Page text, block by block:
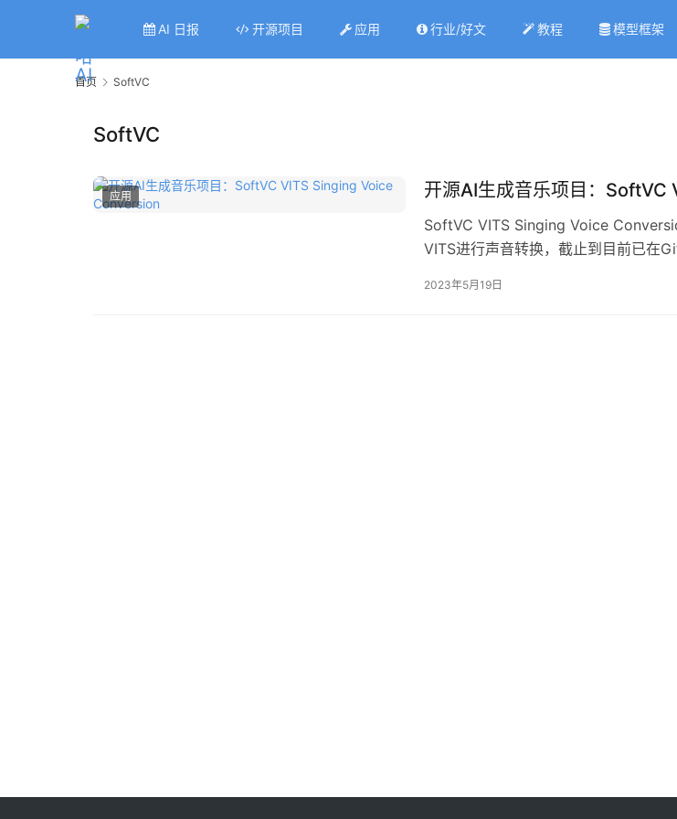
AI 日报 开源项目 应用 行业/好文 教程 模型框架
首页 SoftVC
SoftVC
应用 开源AI生成音乐项目：
SoftVC VITS Singing Voice
VITS进行声音转换，截止到目前已在
2023年5月19日